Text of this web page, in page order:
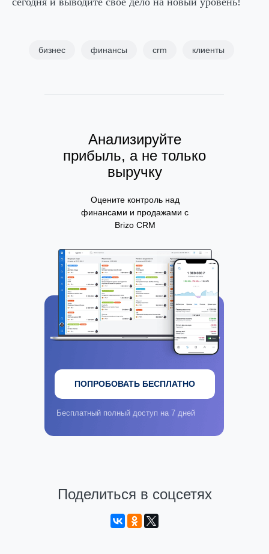
бизнес финансы crm клиенты
Оцените контроль над
финансами и продажами с
Brizo CRM
Анализируйте
прибыль, а не только
выручку
Бесплатный полный доступ на 7 дней
ПОПРОБОВАТЬ БЕСПЛАТНО
Поделиться в соцсетях